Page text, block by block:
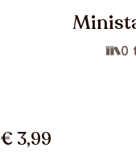
0
€ 3,99